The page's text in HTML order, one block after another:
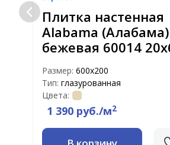
Плитка настенная
Alabama (Алабама)
бежевая 60014
Размер: 600х200
Тип: глазурованная
Цвета:
1 390 руб./м2